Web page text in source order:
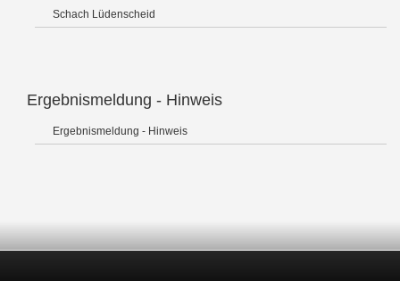
Schach Lüdenscheid
Ergebnismeldung - Hinweis
Ergebnismeldung - Hinweis